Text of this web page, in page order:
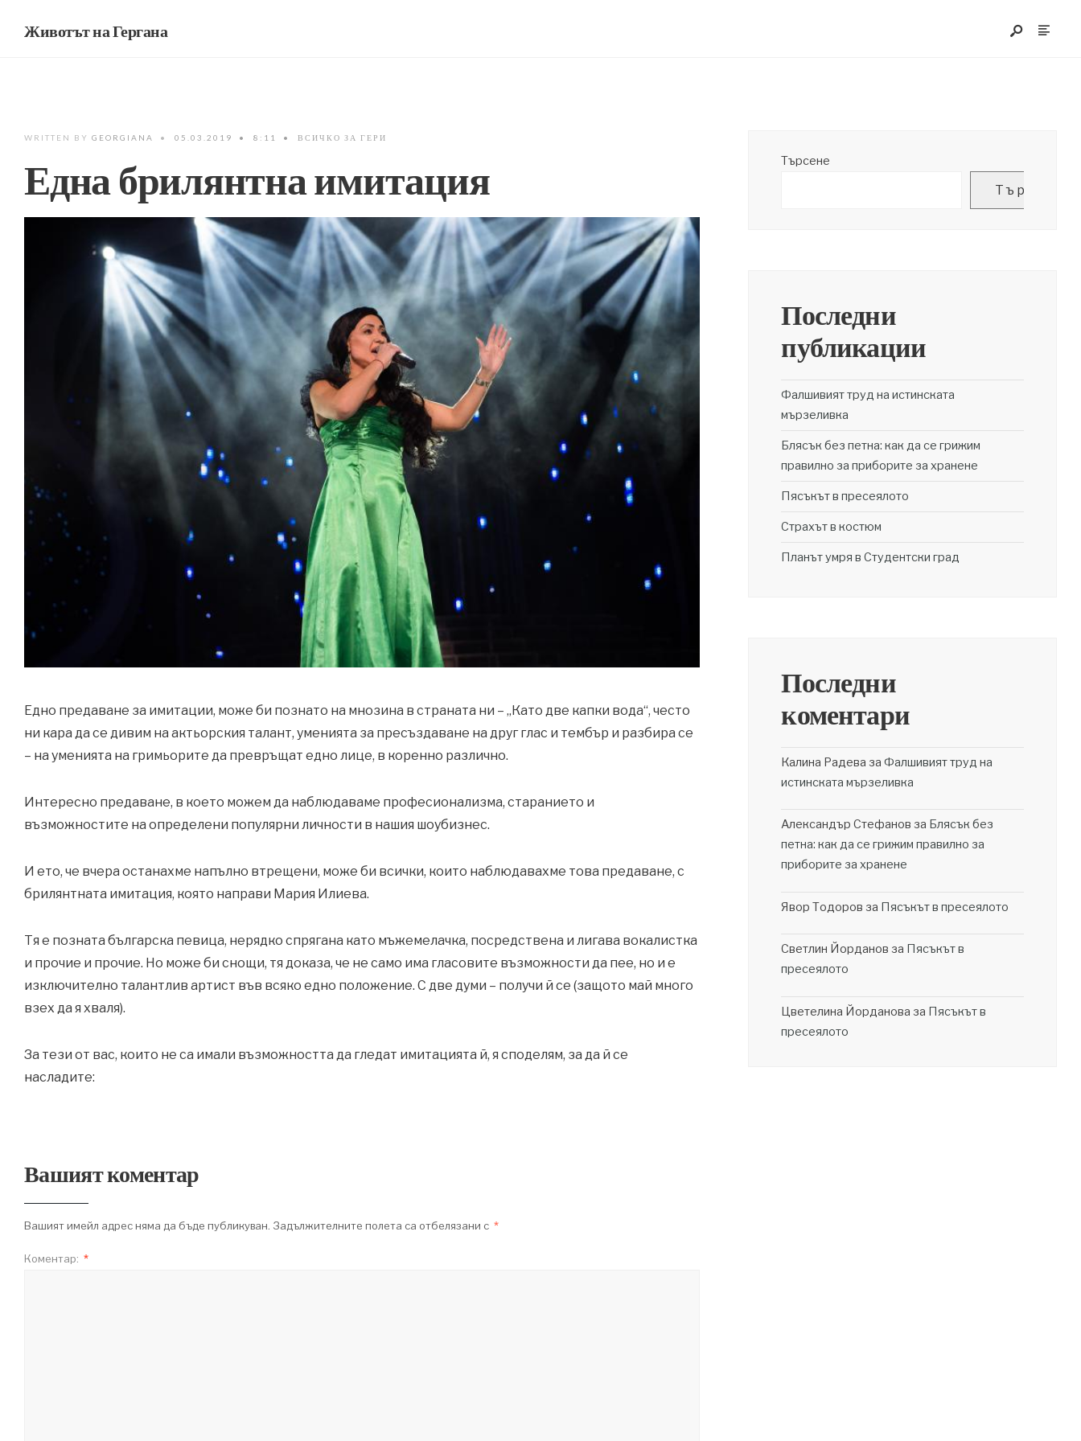
Животът на Гергана
WRITTEN BY GEORGIANA • 05.03.2019 • 8:11 • ВСИЧКО ЗА ГЕРИ
Една брилянтна имитация
Едно предаване за имитации, може би познато на мнозина в страната ни – „Като две капки вода“, често
ни кара да се дивим на актьорския талант, уменията за пресъздаване на друг глас и тембър и разбира се
– на уменията на гримьорите да превръщат едно лице, в коренно различно.
Интересно предаване, в което можем да наблюдаваме професионализма, старанието и
възможностите на определени популярни личности в нашия шоубизнес.
И ето, че вчера останахме напълно втрещени, може би всички, които наблюдавахме това предаване, с
брилянтната имитация, която направи Мария Илиева.
Тя е позната българска певица, нерядко спрягана като мъжемелачка, посредствена и лигава вокалистка
и прочие и прочие. Но може би снощи, тя доказа, че не само има гласовите възможности да пее, но и е
изключително талантлив артист във всяко едно положение. С две думи – получи й се (защото май много
взех да я хваля).
За тези от вас, които не са имали възможността да гледат имитацията й, я споделям, за да й се
насладите:
Вашият коментар
Вашият имейл адрес няма да бъде публикуван. Задължителните полета са отбелязани с *
Коментар: *
Търсене
Търсене
Последни
публикации
Фалшивият труд на истинската
мързеливка
Блясък без петна: как да се грижим
правилно за приборите за хранене
Пясъкът в пресеялото
Страхът в костюм
Планът умря в Студентски град
Последни
коментари
Калина Радева заФалшивият труд на
истинската мързеливка
Александър Стефанов за Блясък без
петна: как да се грижим правилно за
приборите за хранене
Явор Тодоров за Пясъкът в пресеялото
Светлин Йорданов за Пясъкът в
пресеялото
Цветелина Йорданова за Пясъкът в
пресеялото